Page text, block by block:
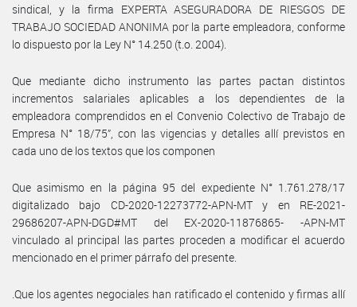
sindical, y la firma EXPERTA ASEGURADORA DE RIESGOS DE
TRABAJO SOCIEDAD ANONIMA por la parte empleadora, conforme
lo dispuesto por la Ley N° 14.250 (t.o. 2004).
Que mediante dicho instrumento las partes pactan distintos
incrementos salariales aplicables a los dependientes de la
empleadora comprendidos en el Convenio Colectivo de Trabajo de
Empresa N° 18/75”, con las vigencias y detalles allí previstos en
cada uno de los textos que los componen
Que asimismo en la página 95 del expediente N° 1.761.278/17
digitalizado bajo CD-2020-12273772-APN-MT y en RE-2021-
29686207-APN-DGD#MT del EX-2020-11876865- -APN-MT
vinculado al principal las partes proceden a modificar el acuerdo
mencionado en el primer párrafo del presente.
.Que los agentes negociales han ratificado el contenido y firmas allí